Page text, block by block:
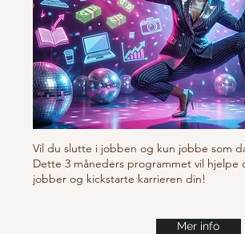
Vil du slutte i jobben og kun jobbe som
Dette 3 måneders programmet vil hjelpe
jobber og kickstarte karrieren din!
Mer info